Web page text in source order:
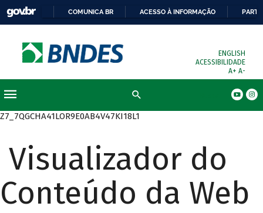
COMUNICA BR ACESSO À INFORMAÇÃO
ENGLISH
ACESSIBILIDADE
A+ A-
Z7_7QGCHA41LOR9E0AB4V47KI18L1
Visualizador do
Conteúdo da Web